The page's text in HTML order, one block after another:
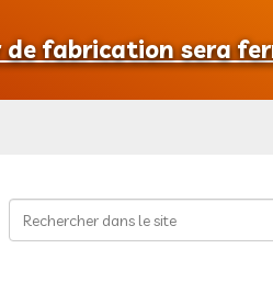
fabrication sera